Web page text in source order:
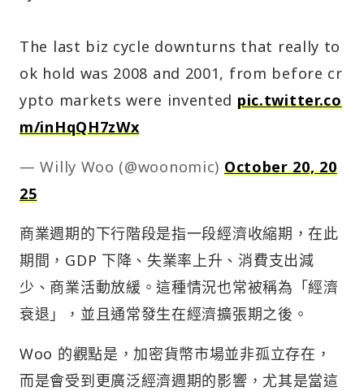
The last biz cycle downturns that really to
ok hold was 2008 and 2001, from before cr
ypto markets were invented pic.twitter.co
m/inHqQH7zWx
— Willy Woo (@woonomic) October 20, 20
25
商業週期的下行階段是指一段經濟收縮期，在此
期間，GDP 下降、失業率上升、消費支出減
少、商業活動放緩。這種情況也常被稱為「經濟
衰退」，並且通常發生在經濟擴張期之後。
Woo 的觀點是，加密貨幣市場並非孤立存在，
而是會受到更廣泛經濟週期的影響，尤其是當這